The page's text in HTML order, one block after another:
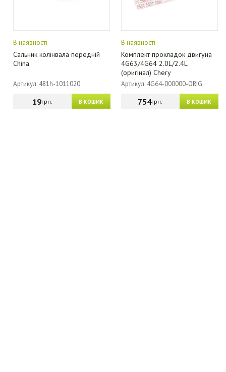
В наявності
Сальник колінвала передній
China
Артикул: 481h-1011020
В КОШИК
19грн.
В наявності
Комплект прокладок двигуна
4G63/4G64 2.0L/2.4L
(оригінал) Chery
Артикул: 4G64-000000-ORIG
В КОШИК
754грн.